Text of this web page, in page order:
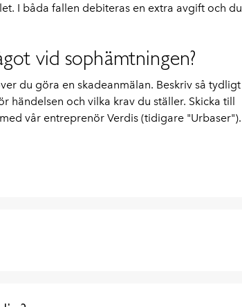
I båda fallen debiteras en extra avgift och du
vid sophämtningen?
du göra en skadeanmälan. Beskriv så tydligt
händelsen och vilka krav du ställer. Skicka till
vår entreprenör Verdis (tidigare "Urbaser").